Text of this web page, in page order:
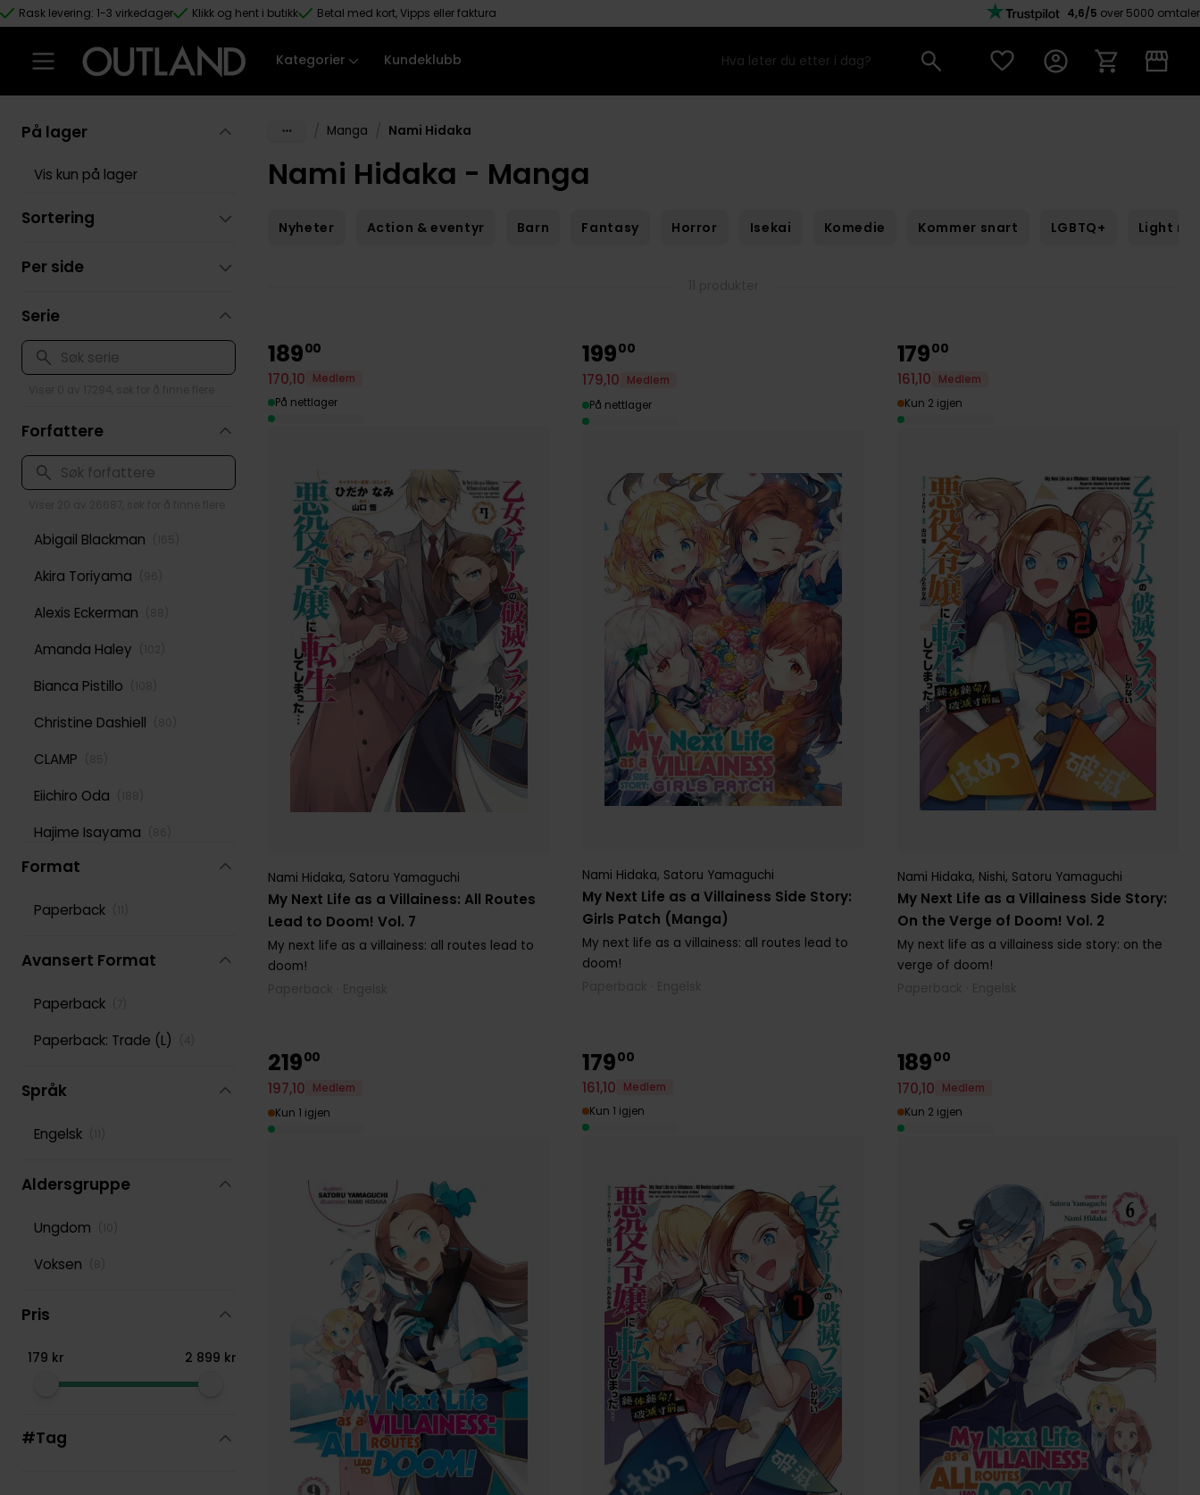
Hopp til hovedinnhold
Rask levering: 1-3 virkedager Klikk og hent i butikk Betal med kort, Vipps eller faktura 4,6/5 over 5000 omtaler
Kategorier Kundeklubb
Manga Nami Hidaka
Nami Hidaka - Manga
Nyheter Action & eventyr Barn Fantasy Horror Isekai Komedie Kommer snart LGBTQ+ Light
My Next Life as a Villainess: All Routes
Lead to Doom! Vol. 7
Nami Hidaka, Satoru Yamaguchi
My next life as a villainess: all routes lead to
doom!
18900
170,10
Medlem
På nettlager
My Next Life as a Villainess Side Story:
Girls Patch (Manga)
Nami Hidaka, Satoru Yamaguchi
My next life as a villainess: all routes lead to
doom!
19900
179,10
Medlem
På nettlager
My Next Life as a Villainess Side Story:
On the Verge of Doom! Vol. 2
Nami Hidaka, Nishi, Satoru Yamaguchi
My next life as a villainess side story: on the
verge of doom!
17900
161,10
Medlem
Kun 2 igjen
21900
197,10
Medlem
Kun 1 igjen
17900
161,10
Medlem
Kun 1 igjen
18900
170,10
Medlem
Kun 2 igjen
På lager
Vis kun på lager
Sortering
Per side
Serie
Forfattere
Abigail Blackman
Akira Toriyama
Alexis Eckerman
Amanda Haley
Bianca Pistillo
Christine Dashiell
CLAMP
Eiichiro Oda
Hajime Isayama
Hidenori Kusaka
Hiro Mashima
Lys Blakeslee
Masashi Kishimoto (139
Phil Christie
Reki Kawahara
Rumiko Takahashi
Taylor Engel
Format
Paperback
Avansert Format
Paperback
Paperback: Trade (L)
Språk
Engelsk
Aldersgruppe
Ungdom
Voksen
Pris
179 kr 2 899 kr
#Tag